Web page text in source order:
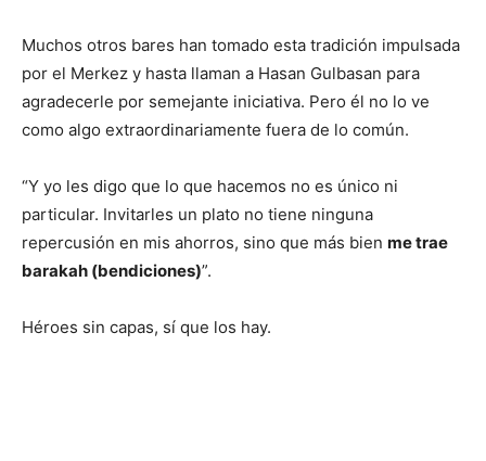
Muchos otros bares han tomado esta tradición impulsada
por el Merkez y hasta llaman a Hasan Gulbasan para
agradecerle por semejante iniciativa. Pero él no lo ve
como algo extraordinariamente fuera de lo común.
“Y yo les digo que lo que hacemos no es único ni
particular. Invitarles un plato no tiene ninguna
repercusión en mis ahorros, sino que más bien me trae
barakah (bendiciones)”.
Héroes sin capas, sí que los hay.